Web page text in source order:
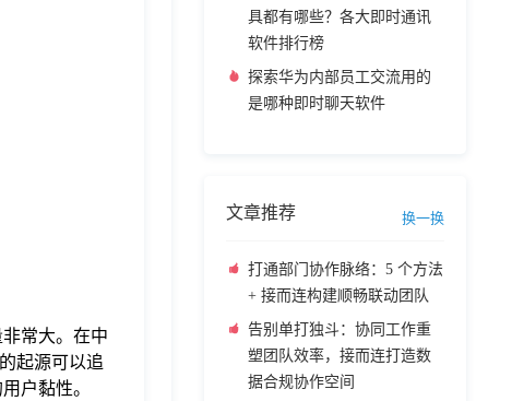
常大。在中
起源可以追
户黏性。
具都有哪些？各大即时通讯
软件排行榜
探索华为内部员工交流用的
是哪种即时聊天软件
文章推荐 换一换
打通部门协作脉络：5 个方法
+ 接而连构建顺畅联动团队
告别单打独斗：协同工作重
塑团队效率，接而连打造数
据合规协作空间